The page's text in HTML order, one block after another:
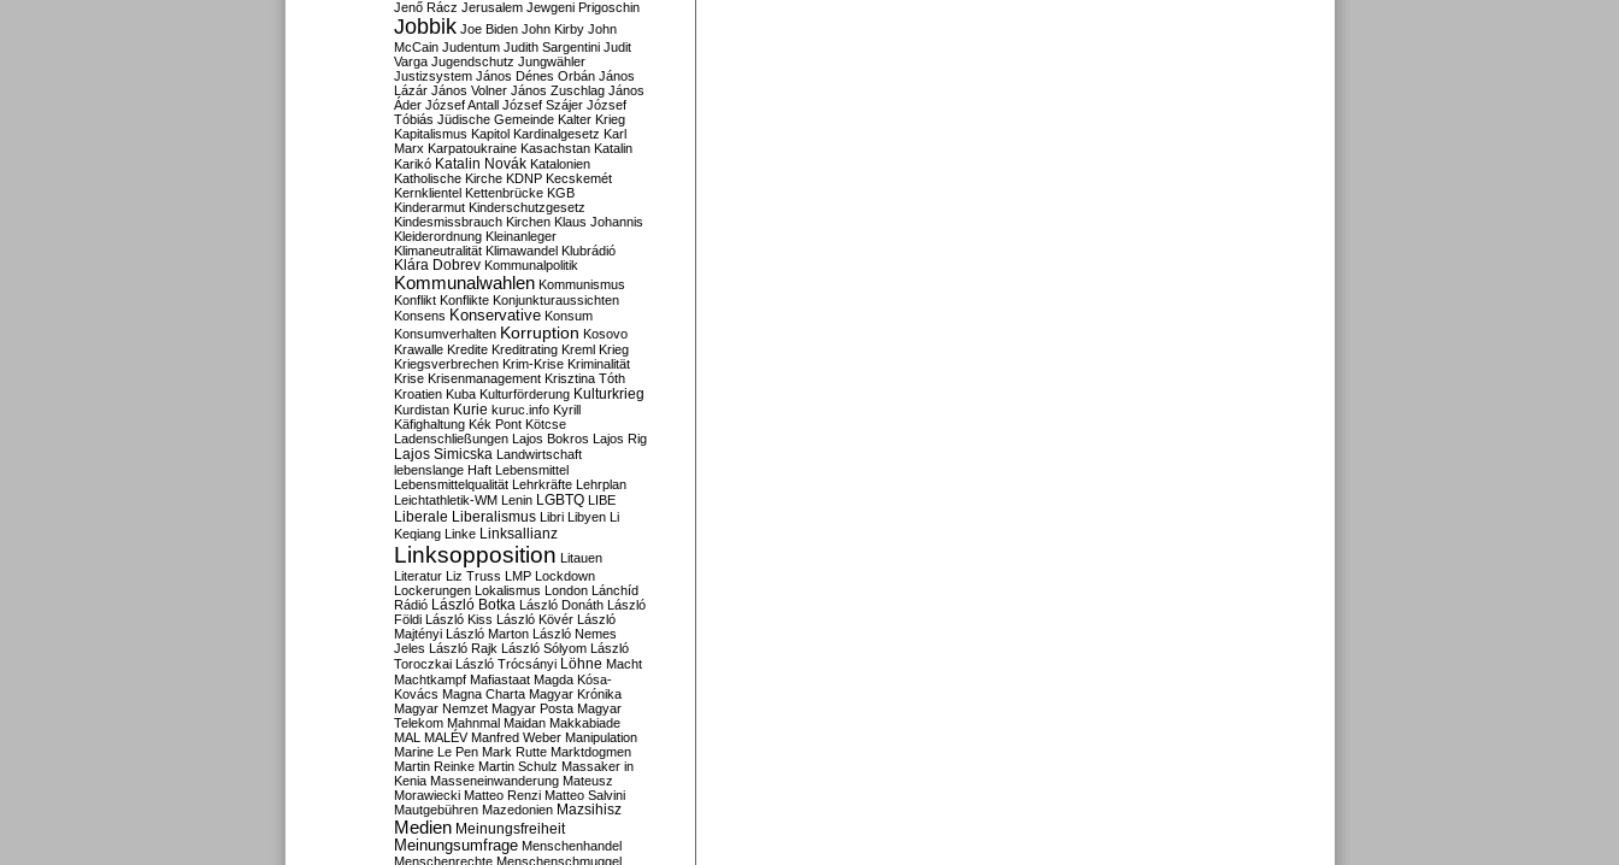
Jenő Rácz Jerusalem Jewgeni Prigoschin
Jobbik Joe Biden John Kirby John
McCain Judentum Judith Sargentini Judit
Varga Jugendschutz Jungwähler
Justizsystem János Dénes Orbán János
Lázár János Volner János Zuschlag János
Áder József Antall József Szájer József
Tóbiás Jüdische Gemeinde Kalter Krieg
Kapitalismus Kapitol Kardinalgesetz Karl
Marx Karpatoukraine Kasachstan Katalin
Karikó Katalin Novák Katalonien
Katholische Kirche KDNP Kecskemét
Kernklientel Kettenbrücke KGB
Kinderarmut Kinderschutzgesetz
Kindesmissbrauch Kirchen Klaus Johannis
Kleiderordnung Kleinanleger
Klimaneutralität Klimawandel Klubrádió
Klára Dobrev Kommunalpolitik
Kommunalwahlen Kommunismus
Konflikt Konflikte Konjunkturaussichten
Konsens Konservative Konsum
Konsumverhalten Korruption Kosovo
Krawalle Kredite Kreditrating Kreml Krieg
Kriegsverbrechen Krim-Krise Kriminalität
Krise Krisenmanagement Krisztina Tóth
Kroatien Kuba Kulturförderung Kulturkrieg
Kurdistan Kurie kuruc.info Kyrill
Käfighaltung Kék Pont Kötcse
Ladenschließungen Lajos Bokros Lajos Rig
Lajos Simicska Landwirtschaft
lebenslange Haft Lebensmittel
Lebensmittelqualität Lehrkräfte Lehrplan
Leichtathletik-WM Lenin LGBTQ LIBE
Liberale Liberalismus Libri Libyen Li
Keqiang Linke Linksallianz
Linksopposition Litauen
Literatur Liz Truss LMP Lockdown
Lockerungen Lokalismus London Lánchíd
Rádió
László Botka László Donáth László
Földi László Kiss László Kövér László
Majtényi László Marton László Nemes
Jeles László Rajk László Sólyom László
Toroczkai László Trócsányi Löhne Macht
Machtkampf Mafiastaat Magda Kósa-
Kovács Magna Charta Magyar Krónika
Magyar Nemzet Magyar Posta Magyar
Telekom Mahnmal Maidan Makkabiade
MAL MALÉV Manfred Weber Manipulation
Marine Le Pen Mark Rutte Marktdogmen
Martin Reinke Martin Schulz Massaker in
Kenia Masseneinwanderung Mateusz
Morawiecki Matteo Renzi Matteo Salvini
Mautgebühren Mazedonien Mazsihisz
Medien Meinungsfreiheit
Meinungsumfrage Menschenhandel
Menschenrechte Menschenschmuggel